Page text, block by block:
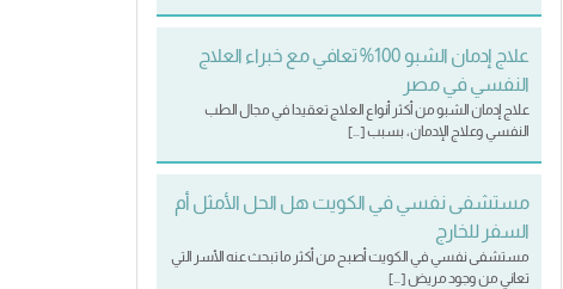
علاج إدمان الشبو 100% تعافي مع خبراء العلاج
النفسي في مصر
علاج إدمان الشبو من أكثر أنواع العلاج تعقيدا في مجال الطب
النفسي وعلاج الإدمان، بسبب […]
مستشفى نفسي في الكويت هل الحل الأمثل أم
السفر للخارج
مستشفى نفسي في الكويت أصبح من أكثر ما تبحث عنه الأسر التي
تعاني من وجود مريض […]